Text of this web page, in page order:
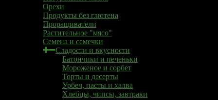
Орехи
Продукты без глютена
Проращиватели
Растительное "мясо"
Семена и семечки
Сладости и вкусности
Батончики и печеньки
Мороженое и сорбет
Торты и десерты
Урбеч, пасты и халва
Хлебцы, чипсы, завтраки